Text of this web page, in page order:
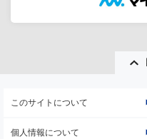
このサイトについて
個人情報について